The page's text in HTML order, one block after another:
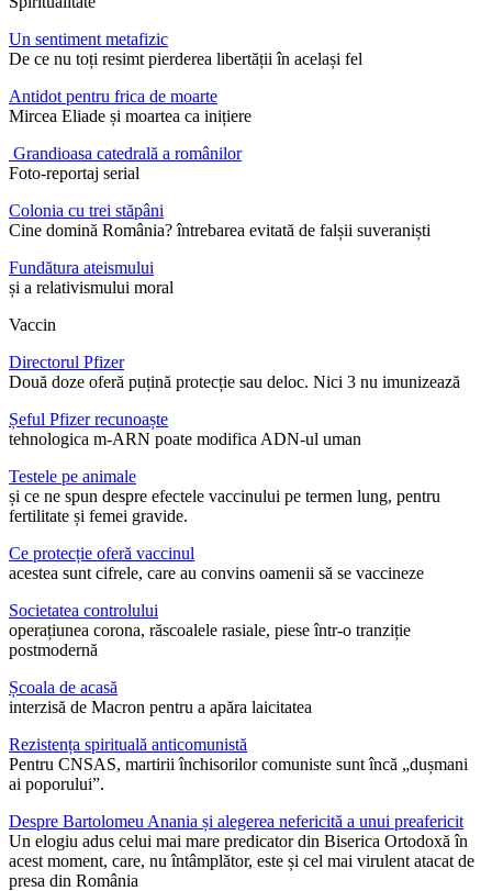
Un sentiment metafizic
De ce nu toți resimt pierderea libertății în același fel
Antidot pentru frica de moarte
Mircea Eliade și moartea ca inițiere
Grandioasa catedrală a românilor
Foto-reportaj serial
Colonia cu trei stăpâni
Cine domină România? întrebarea evitată de falșii suveraniști
Fundătura ateismului
și a relativismului moral
Vaccin
Directorul Pfizer
Două doze oferă puțină protecție sau deloc. Nici 3 nu imunizează
Șeful Pfizer recunoaște
tehnologica m-ARN poate modifica ADN-ul uman
Testele pe animale
și ce ne spun despre efectele vaccinului pe termen lung, pentru
fertilitate și femei gravide.
Ce protecție oferă vaccinul
acestea sunt cifrele, care au convins oamenii să se vaccineze
Societatea controlului
operațiunea corona, răscoalele rasiale, piese într-o tranziție
postmodernă
Școala de acasă
interzisă de Macron pentru a apăra laicitatea
Rezistența spirituală anticomunistă
Pentru CNSAS, martirii închisorilor comuniste sunt încă „dușmani
ai poporului”.
Despre Bartolomeu Anania și alegerea nefericită a unui preafericit
Un elogiu adus celui mai mare predicator din Biserica Ortodoxă în
acest moment, care, nu întâmplător, este și cel mai virulent atacat de
presa din România